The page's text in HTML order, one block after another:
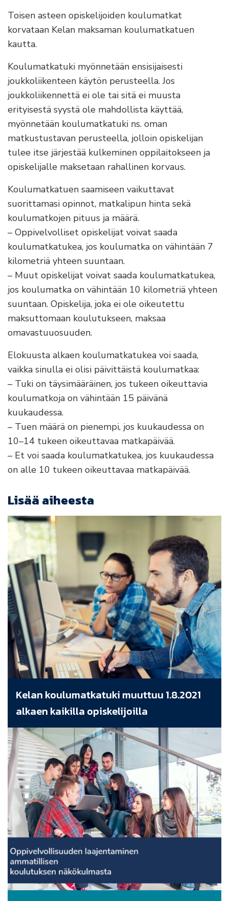
Toisen asteen opiskelijoiden koulumatkat
korvataan Kelan maksaman koulumatkatuen
kautta.
Koulumatkatuki myönnetään ensisijaisesti
joukkoliikenteen käytön perusteella. Jos
joukkoliikennettä ei ole tai sitä ei muusta
erityisestä syystä ole mahdollista käyttää,
myönnetään koulumatkatuki ns. oman
matkustustavan perusteella, jolloin opiskelijan
tulee itse järjestää kulkeminen oppilaitokseen ja
opiskelijalle maksetaan rahallinen korvaus.
Koulumatkatuen saamiseen vaikuttavat
suorittamasi opinnot, matkalipun hinta sekä
koulumatkojen pituus ja määrä.
– Oppivelvolliset opiskelijat voivat saada
koulumatkatukea, jos koulumatka on vähintään 7
kilometriä yhteen suuntaan.
– Muut opiskelijat voivat saada koulumatkatukea,
jos koulumatka on vähintään 10 kilometriä yhteen
suuntaan. Opiskelija, joka ei ole oikeutettu
maksuttomaan koulutukseen, maksaa
omavastuuosuuden.
Elokuusta alkaen koulumatkatukea voi saada,
vaikka sinulla ei olisi päivittäistä koulumatkaa:
– Tuki on täysimääräinen, jos tukeen oikeuttavia
koulumatkoja on vähintään 15 päivänä
kuukaudessa.
– Tuen määrä on pienempi, jos kuukaudessa on
10–14 tukeen oikeuttavaa matkapäivää.
– Et voi saada koulumatkatukea, jos kuukaudessa
on alle 10 tukeen oikeuttavaa matkapäivää.
Lisää aiheesta
Kelan koulumatkatuki muuttuu 1.8.2021
alkaen kaikilla opiskelijoilla